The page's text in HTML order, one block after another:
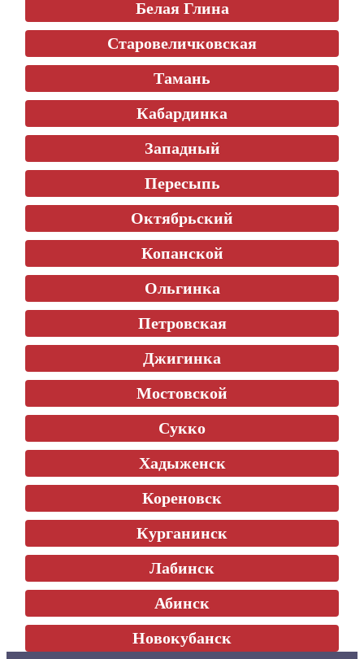
Белая Глина
Старовеличковская
Тамань
Кабардинка
Западный
Пересыпь
Октябрьский
Копанской
Ольгинка
Петровская
Джигинка
Мостовской
Сукко
Хадыженск
Кореновск
Курганинск
Лабинск
Абинск
Новокубанск